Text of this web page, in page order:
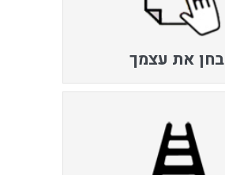
בחן את עצמך